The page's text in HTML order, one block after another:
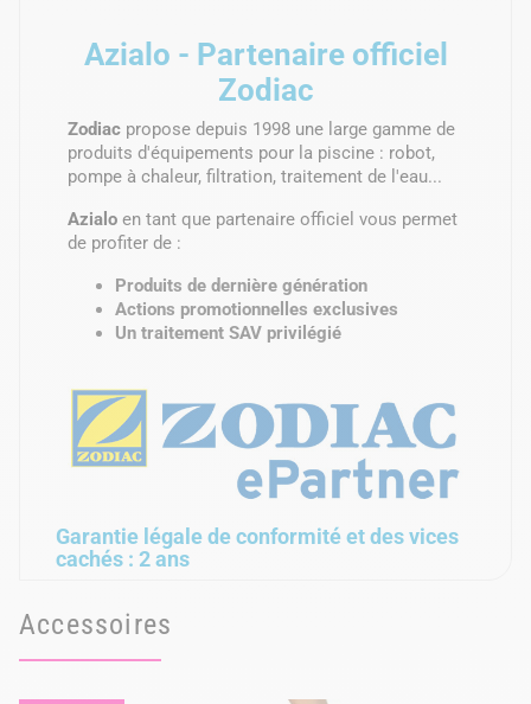
Azialo - Partenaire officiel
Zodiac
Zodiac propose depuis 1998 une large gamme de
produits d'équipements pour la piscine : robot,
pompe à chaleur, filtration, traitement de l'eau...
Azialo en tant que partenaire officiel vous permet
de profiter de :
Produits de dernière génération
Actions promotionnelles exclusives
Un traitement SAV privilégié
Garantie légale de conformité et des vices
cachés : 2 ans
Accessoires